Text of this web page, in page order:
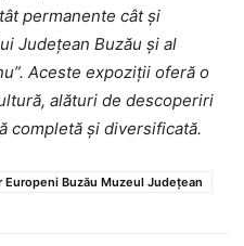
permanente cât și
Județean Buzău și al
Aceste expoziții oferă o
alături de descoperiri
completă și diversificată.
Buzău Muzeul Județean